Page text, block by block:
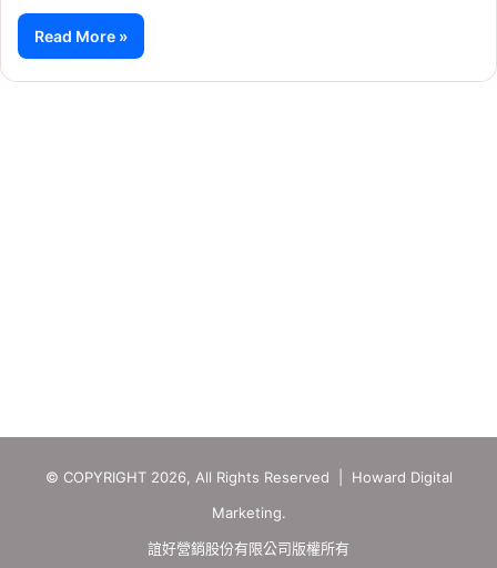
Read More »
© COPYRIGHT 2026, All Rights Reserved | Howard Digital
Marketing.
誼好營銷股份有限公司版權所有